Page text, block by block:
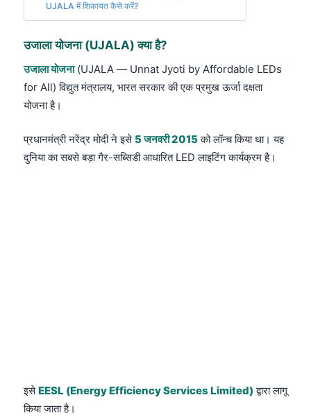
UJALA में शिकायत कैसे करें?
उजाला योजना (UJALA) क्या है?
उजाला योजना(UJALA — Unnat Jyoti by Affordable LEDs
for All) विद्युत मंत्रालय, भारत सरकार की एक प्रमुख ऊर्जा दक्षता
योजना है।
प्रधानमंत्री नरेंद्र मोदी ने इसे 5 जनवरी 2015को लॉन्च किया था। यह
दुनिया का सबसे बड़ा गैर-सब्सिडी आधारित LED लाइटिंग कार्यक्रम है।
इसेEESL (Energy Efficiency Services Limited) द्वारा लागू
किया जाता है।